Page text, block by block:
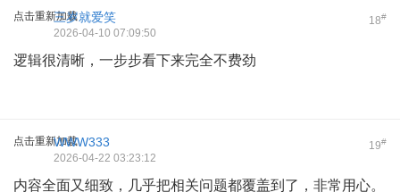
点击重新加载 18#
三岁就爱笑
2026-04-10 07:09:50
逻辑很清晰，一步步看下来完全不费劲
点击重新加载 19#
WWW333
2026-04-22 03:23:12
内容全面又细致，几乎把相关问题都覆盖到了，非常用心。